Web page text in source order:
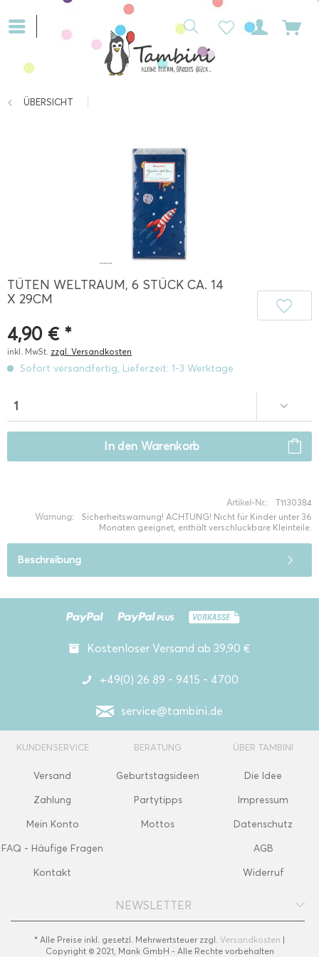
ÜBERSICHT
TÜTEN WELTRAUM, 6 STÜCK CA. 14
X 29CM
4,90 € *
inkl. MwSt. zzgl. Versandkosten
Sofort versandfertig, Lieferzeit: 1-3 Werktage
In den Warenkorb
Artikel-Nr.:
T1130384
Warnung:
Sicherheitswarnung! ACHTUNG! Nicht für Kinder unter 36
Monaten geeignet, enthält verschluckbare Kleinteile.
Beschreibung
Kostenloser Versand ab 39,90 €
+49(0) 26 89 - 9415 - 4700
service@tambini.de
KUNDENSERVICE
Versand
Zahlung
Mein Konto
FAQ - Häufige Fragen
Kontakt
BERATUNG
Geburtstagsideen
Partytipps
Mottos
ÜBER TAMBINI
Die Idee
Impressum
Datenschutz
AGB
Widerruf
NEWSLETTER
* Alle Preise inkl. gesetzl. Mehrwertsteuer zzgl. Versandkosten |
Copyright © 2021, Mank GmbH - Alle Rechte vorbehalten